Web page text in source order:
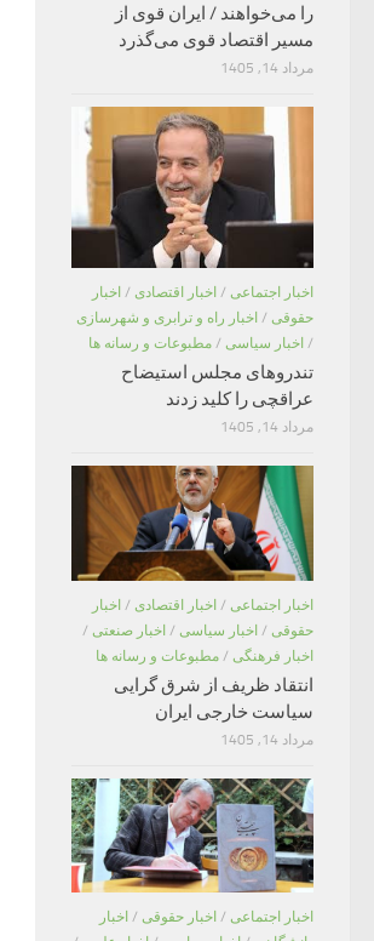
را می‌خواهند / ایران قوی از
مسیر اقتصاد قوی می‌گذرد
مرداد 14, 1405
اخبار اجتماعی / اخبار اقتصادی / اخبار
حقوقی / اخبار راه و ترابری و شهرسازی
/ اخبار سیاسی / مطبوعات و رسانه ها
تندروهای مجلس استیضاح
عراقچی را کلید زدند
مرداد 14, 1405
اخبار اجتماعی / اخبار اقتصادی / اخبار
حقوقی / اخبار سیاسی / اخبار صنعتی /
اخبار فرهنگی / مطبوعات و رسانه ها
انتقاد ظریف از شرق گرایی
سیاست خارجی ایران
مرداد 14, 1405
اخبار اجتماعی / اخبار حقوقی / اخبار